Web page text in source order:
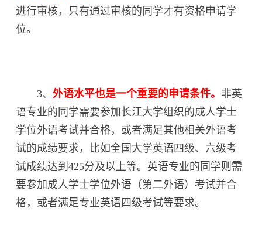
进行审核，只有通过审核的同学才有资格申请学
位。
3、外语水平也是一个重要的申请条件。 非英
语专业的同学需要参加长江大学组织的成人学士
学位外语考试并合格，或者满足其他相关外语考
试的成绩要求，比如全国大学英语四级、六级考
试成绩达到425分及以上等。英语专业的同学则需
要参加成人学士学位外语（第二外语）考试并合
格，或者满足专业英语四级考试等要求。